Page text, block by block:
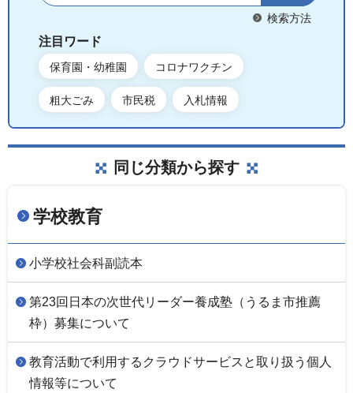
検索方法
注目ワード
保育園・幼稚園 コロナワクチン
粗大ごみ 市民税 入札情報
同じ分類から探す
学校教育
小学校社会科副読本
第23回日本の次世代リーダー養成塾（うるま市推薦
枠）募集について
教育活動で利用するクラウドサービスと取り扱う個人
情報等について